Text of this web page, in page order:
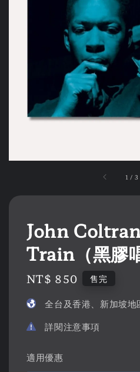
1 / 3
John
Train（黑膠
Regular
NT$ 850 售完
全台及香港、新加坡地
詳閱注意事項
適用優惠